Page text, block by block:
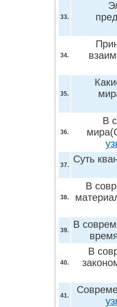
33.
34.
35.
36.
В
37.
Суть
38.
В
39.
В
40.
В
41.